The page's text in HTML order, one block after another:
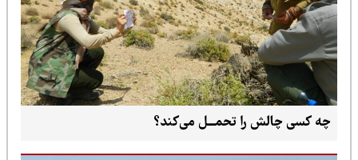
چه کسی چالش را تحمـــل می‌کند؟